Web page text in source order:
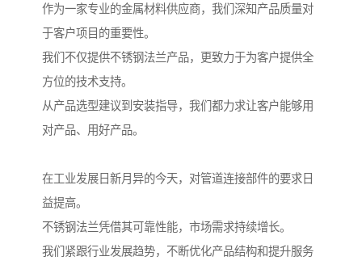
作为一家专业的金属材料供应商，我们深知产品质量对
于客户项目的重要性。
我们不仅提供不锈钢法兰产品，更致力于为客户提供全
方位的技术支持。
从产品选型建议到安装指导，我们都力求让客户能够用
对产品、用好产品。
在工业发展日新月异的今天，对管道连接部件的要求日
益提高。
不锈钢法兰凭借其可靠性能，市场需求持续增长。
我们紧跟行业发展趋势，不断优化产品结构和提升服务